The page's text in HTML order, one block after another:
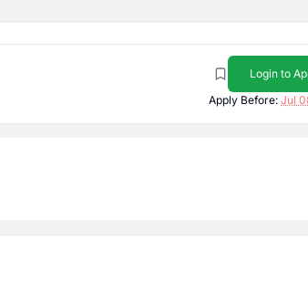
Login to
Apply Before: Jul